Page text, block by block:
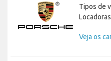
Tipos de
Veja os